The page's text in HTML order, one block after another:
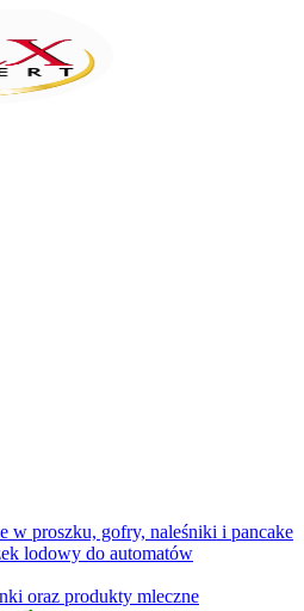
w proszku, gofry, naleśniki i pancake
lodowy do automatów
oraz produkty mleczne